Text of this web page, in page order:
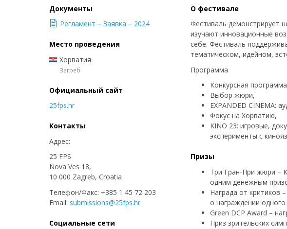
О фестивале
Фестиваль демонстрирует
изучают инновационные
себе. Фестиваль
тематическом, идейном,
Программа
Конкурсная
Выбор жюри,
EXPANDED CINEMA:
Фокус на Хорватию,
KINO 23: игровые,
эксперименты с
Призы
Три Гран-При жюри –
одним денежным
Награда от критиков
о награждении
Green DCP Award –
Приз зрительских
Документы
Регламент − Заявка − 2024
Место проведения
Хорватия
Загреб
Официальный сайт
25fps.hr
Контакты
Адрес:
25 FPS
Nova Ves 18,
​10 000 Zagreb, Croatia
Телефон/Факс: +385 1 45 72 203
Email: submissions@25fps.hr
Социальные сети